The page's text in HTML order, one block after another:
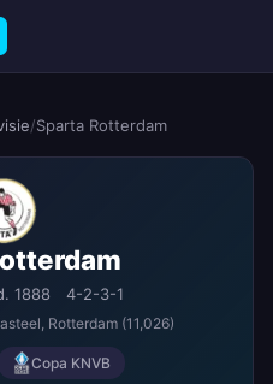
/Sparta Rotterdam
1888 4-2-3-1
, Rotterdam (11,026)
Copa KNVB